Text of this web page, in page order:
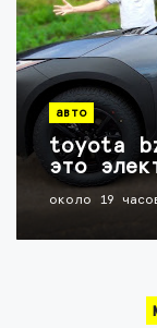
авто
toyota
это
около 19